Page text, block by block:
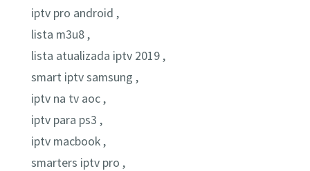
iptv pro android ,
lista m3u8 ,
lista atualizada iptv 2019 ,
smart iptv samsung ,
iptv na tv aoc ,
iptv para ps3 ,
iptv macbook ,
smarters iptv pro ,